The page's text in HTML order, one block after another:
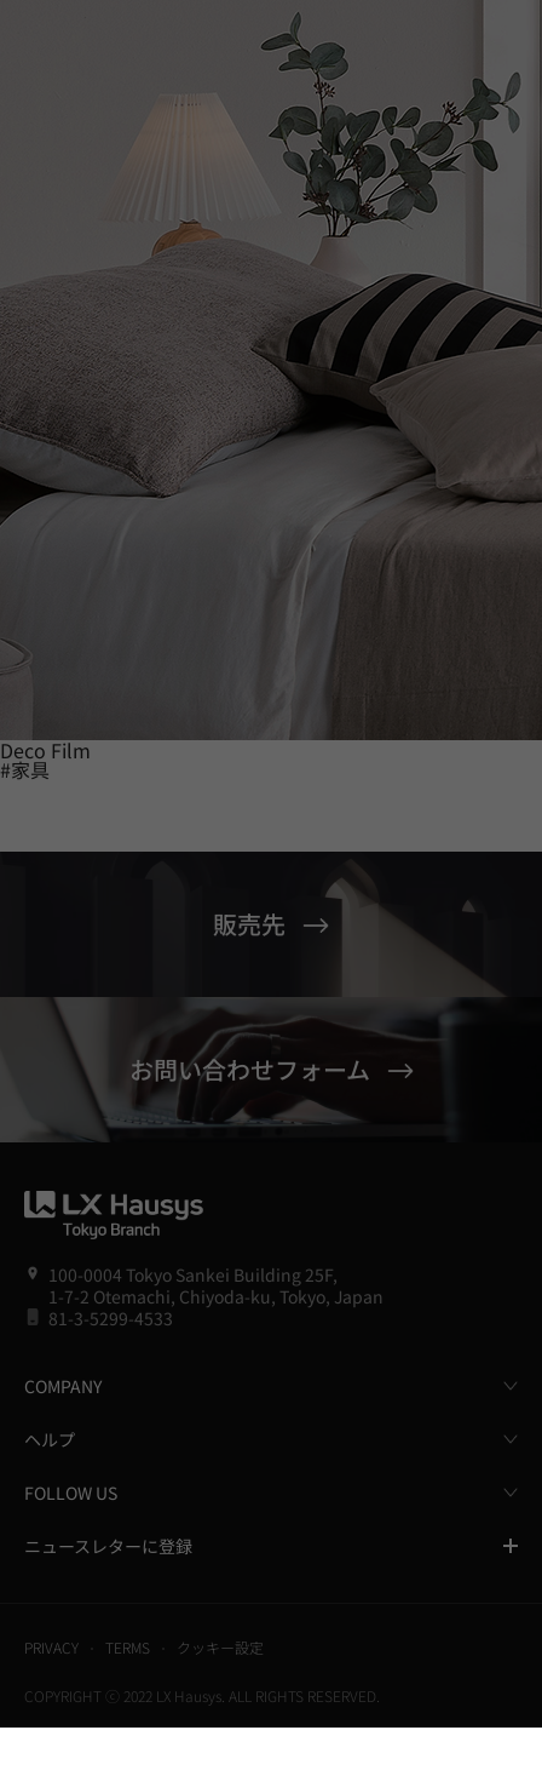
Deco Film
#家具
販売先
お問い合わせフォーム
100-0004 Tokyo Sankei Building 25F,
1-7-2 Otemachi, Chiyoda-ku, Tokyo, Japan
81-3-5299-4533
COMPANY
ヘルプ
FOLLOW US
ニュースレターに登録
PRIVACY TERMS クッキー設定
COPYRIGHT ⓒ 2022 LX Hausys. ALL RIGHTS RESERVED.